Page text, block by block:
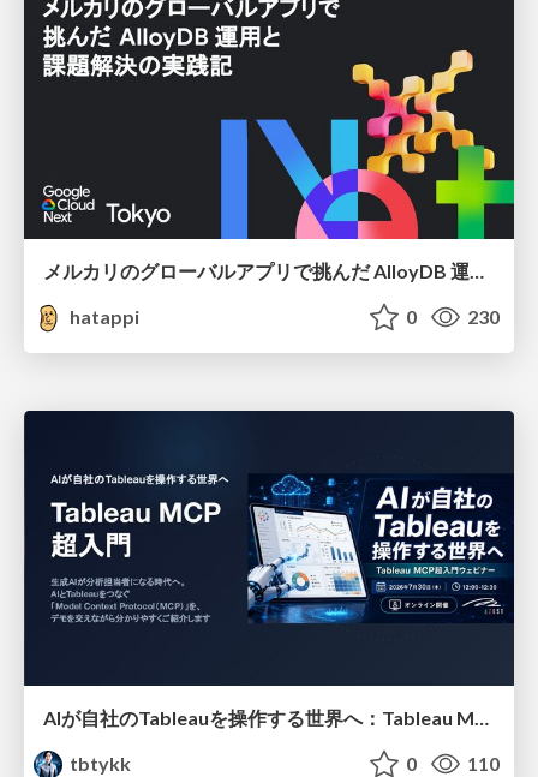
メルカリのグローバルアプリで挑んだ AlloyDB 運用と課題解決の実践記
hatappi
0 230
AIが自社のTableauを操作する世界へ：Tableau MCP超入門
tbtykk
0 110